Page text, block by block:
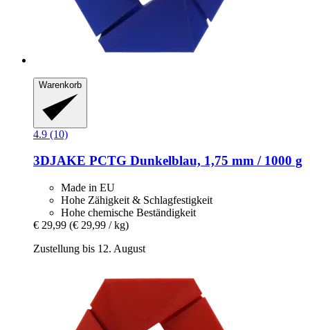
Warenkorb
4.9 (10)
3DJAKE PCTG Dunkelblau, 1,75 mm / 1000 g
Made in EU
Hohe Zähigkeit & Schlagfestigkeit
Hohe chemische Beständigkeit
€ 29,99 (€ 29,99 / kg)
Zustellung bis 12. August